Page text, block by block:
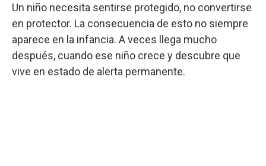
Un niño necesita sentirse protegido, no convertirse
en protector. La consecuencia de esto no siempre
aparece en la infancia. A veces llega mucho
después, cuando ese niño crece y descubre que
vive en estado de alerta permanente.